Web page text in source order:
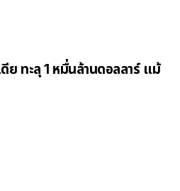
ย ทะลุ 1 หมื่นล้านดอลลาร์ แม้